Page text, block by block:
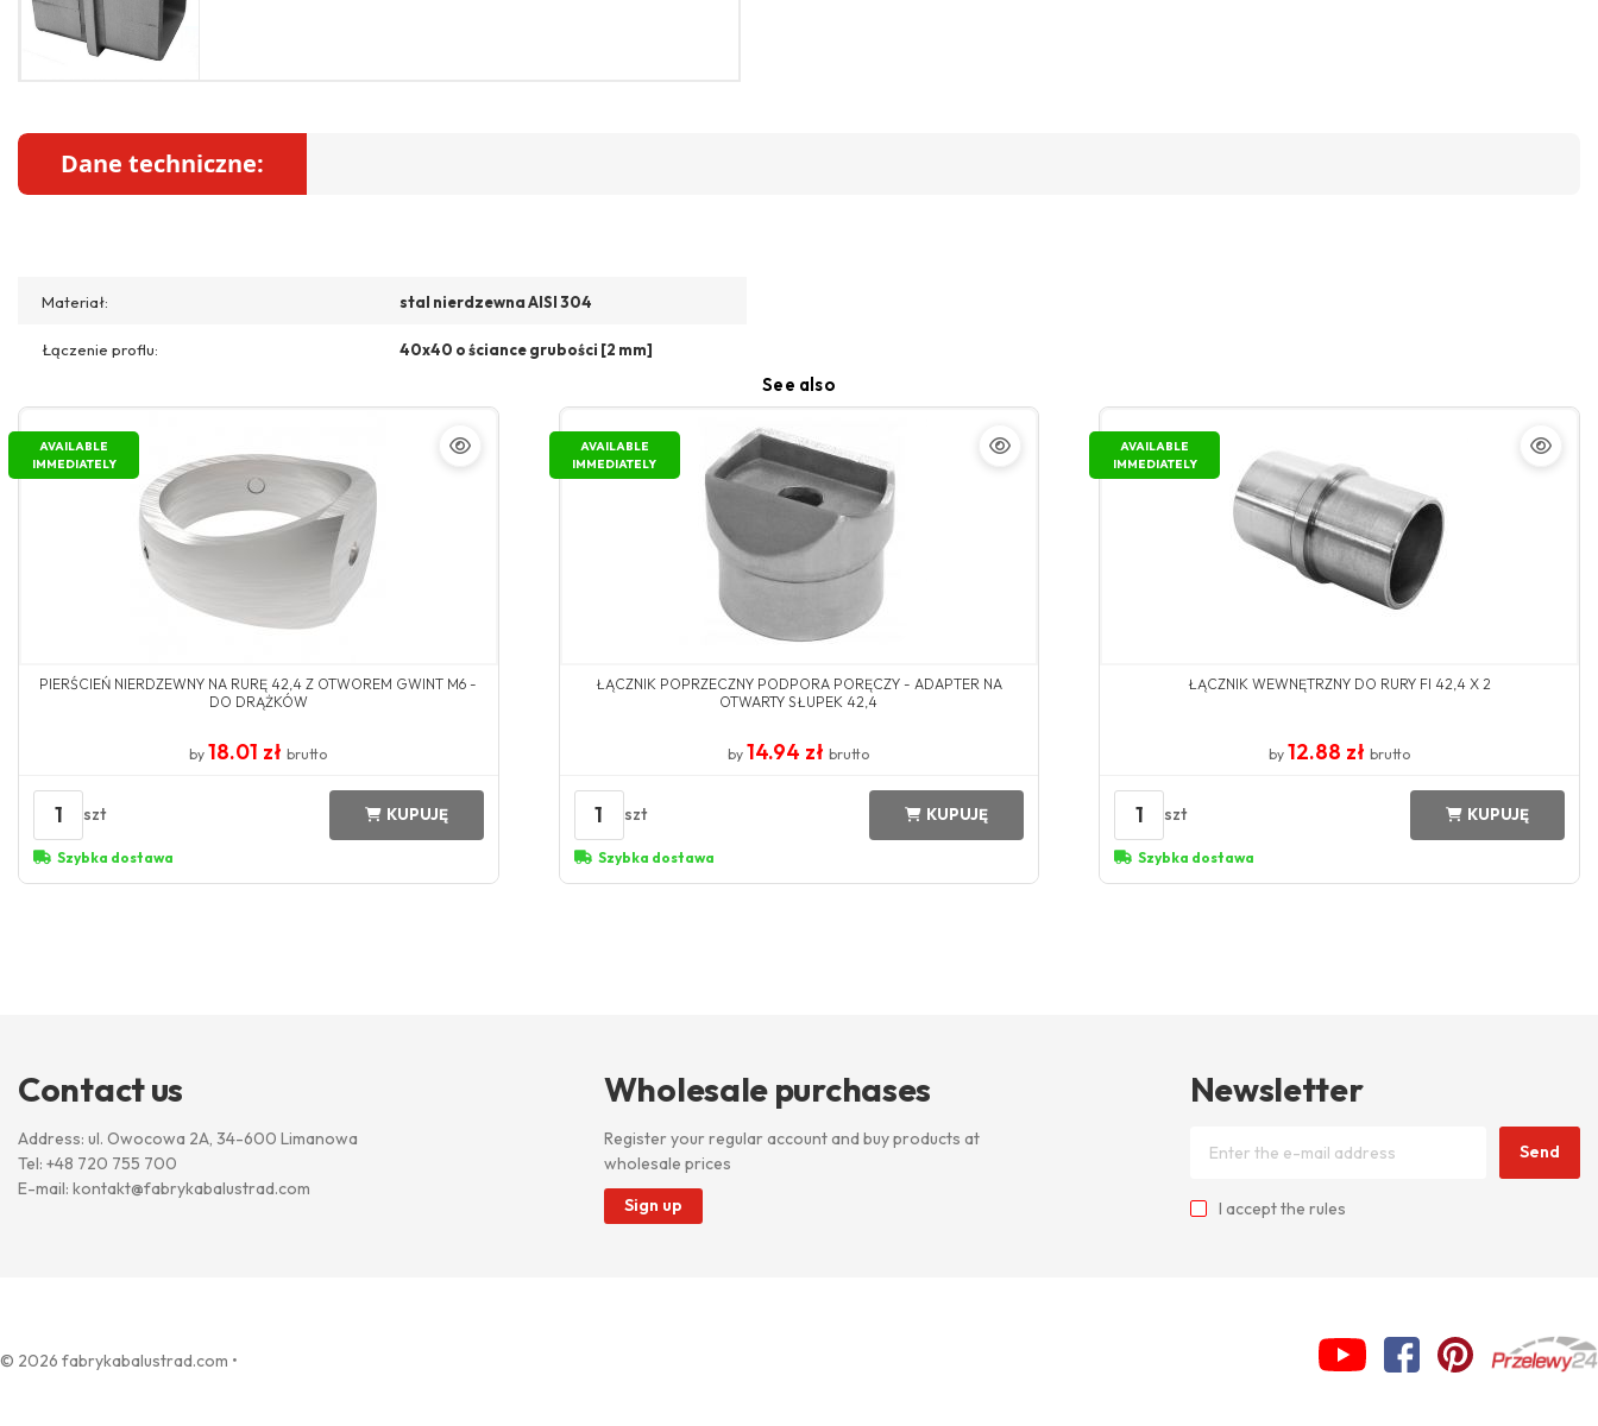
Dane techniczne:
Materiał: stal nierdzewna AISI 304
Łączenie proflu: 40x40 o ściance grubości [2 mm]
See also
AVAILABLE
IMMEDIATELY
PIERŚCIEŃ NIERDZEWNY NA RURĘ 42,4 Z OTWOREM GWINT M6 -
DO DRĄŻKÓW
by18.01 złbrutto
1 szt KUPUJĘ
Szybka dostawa
AVAILABLE
IMMEDIATELY
ŁĄCZNIK POPRZECZNY PODPORA PORĘCZY - ADAPTER NA
OTWARTY SŁUPEK 42,4
by14.94 złbrutto
1 szt KUPUJĘ
Szybka dostawa
AVAILABLE
IMMEDIATELY
ŁĄCZNIK WEWNĘTRZNY DO RURY FI 42,4 X 2
by12.88 złbrutto
1 szt KUPUJĘ
Szybka dostawa
Contact us
Address: ul. Owocowa 2A, 34-600 Limanowa
Tel: +48 720 755 700
E-mail: kontakt@fabrykabalustrad.com
Wholesale purchases
Register your regular account and buy products at
wholesale prices
Sign up
Newsletter
Send
I acceptthe rules
© 2026 fabrykabalustrad.com •